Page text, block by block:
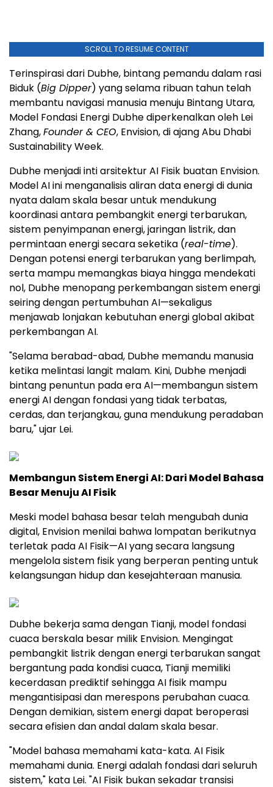
SCROLL TO RESUME CONTENT
Terinspirasi dari Dubhe, bintang pemandu dalam rasi
Biduk (Big Dipper) yang selama ribuan tahun telah
membantu navigasi manusia menuju Bintang Utara,
Model Fondasi Energi Dubhe diperkenalkan oleh Lei
Zhang,Founder & CEO, Envision, di ajang Abu Dhabi
Sustainability Week.
Dubhe menjadi inti arsitektur AI Fisik buatan Envision.
Model AI ini menganalisis aliran data energi di dunia
nyata dalam skala besar untuk mendukung
koordinasi antara pembangkit energi terbarukan,
sistem penyimpanan energi, jaringan listrik, dan
permintaan energi secara seketika (real-time).
Dengan potensi energi terbarukan yang berlimpah,
serta mampu memangkas biaya hingga mendekati
nol, Dubhe menopang perkembangan sistem energi
seiring dengan pertumbuhan AI—sekaligus
menjawab lonjakan kebutuhan energi global akibat
perkembangan AI.
"Selama berabad-abad, Dubhe memandu manusia
ketika melintasi langit malam. Kini, Dubhe menjadi
bintang penuntun pada era AI—membangun sistem
energi AI dengan fondasi yang tidak terbatas,
cerdas, dan terjangkau, guna mendukung peradaban
baru," ujar Lei.
Membangun Sistem Energi AI: Dari Model Bahasa
Besar Menuju AI Fisik
Meski model bahasa besar telah mengubah dunia
digital, Envision menilai bahwa lompatan berikutnya
terletak pada AI Fisik—AI yang secara langsung
mengelola sistem fisik yang berperan penting untuk
kelangsungan hidup dan kesejahteraan manusia.
Dubhe bekerja sama dengan Tianji, model fondasi
cuaca berskala besar milik Envision. Mengingat
pembangkit listrik dengan energi terbarukan sangat
bergantung pada kondisi cuaca, Tianji memiliki
kecerdasan prediktif sehingga AI fisik mampu
mengantisipasi dan merespons perubahan cuaca.
Dengan demikian, sistem energi dapat beroperasi
secara efisien dan andal dalam skala besar.
"Model bahasa memahami kata-kata. AI Fisik
memahami dunia. Energi adalah fondasi dari seluruh
sistem," kata Lei. "AI Fisik bukan sekadar transisi